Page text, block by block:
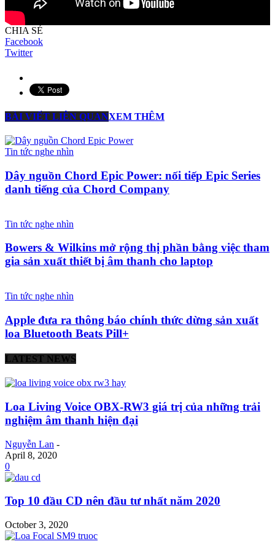
CHIA SẺ
Facebook
Twitter
BÀI VIẾT LIÊN QUANXEM THÊM
Tin tức nghe nhìn
Dây nguồn Chord Epic Power: nối tiếp Epic Series
danh tiếng của Chord Company
Tin tức nghe nhìn
Bowers & Wilkins mở rộng thị phần bằng việc tham
gia sản xuất thiết bị âm thanh cho laptop
Tin tức nghe nhìn
Apple đưa ra thông báo chính thức dừng sản xuất
loa Bluetooth Beats Pill+
LATEST NEWS
Loa Living Voice OBX-RW3 giá trị của những trải
nghiệm âm thanh hiện đại
Nguyễn Lan -
April 8, 2020
0
Top 10 đầu CD nên đầu tư nhất năm 2020
October 3, 2020